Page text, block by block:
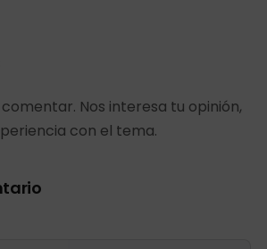
Nos interesa tu opinión,
con el tema.